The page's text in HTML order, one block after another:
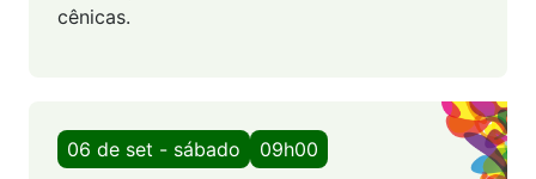
cênicas.
06 de set - sábado 09h00